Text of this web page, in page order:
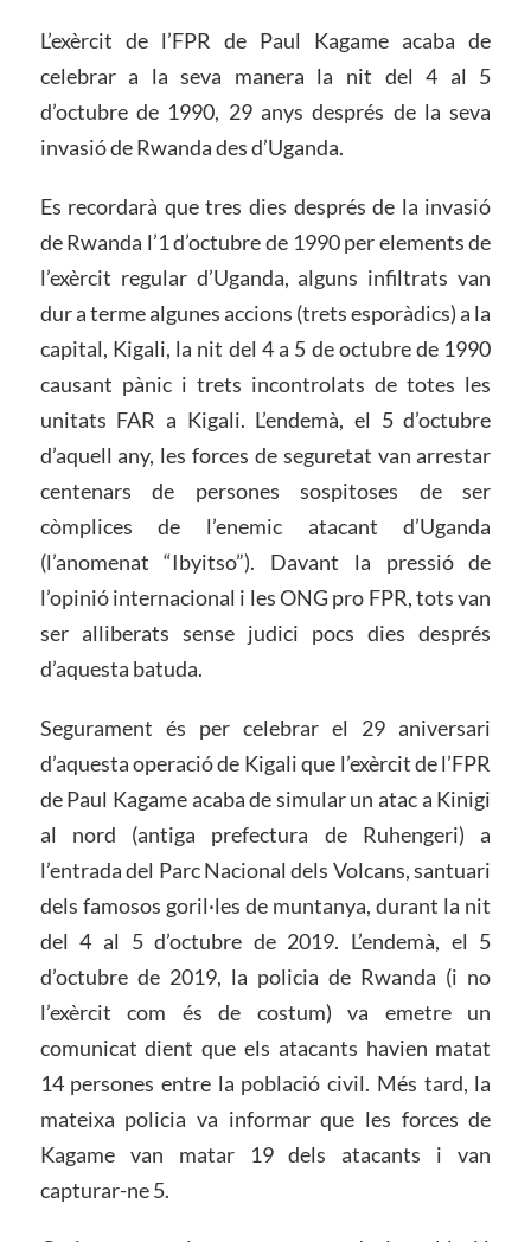
L’exèrcit de l’FPR de Paul Kagame acaba de
celebrar a la seva manera la nit del 4 al 5
d’octubre de 1990, 29 anys després de la seva
invasió de Rwanda des d’Uganda.
Es recordarà que tres dies després de la invasió
de Rwanda l’1 d’octubre de 1990 per elements de
l’exèrcit regular d’Uganda, alguns infiltrats van
dur a terme algunes accions (trets esporàdics) a la
capital, Kigali, la nit del 4 a 5 de octubre de 1990
causant pànic i trets incontrolats de totes les
unitats FAR a Kigali. L’endemà, el 5 d’octubre
d’aquell any, les forces de seguretat van arrestar
centenars de persones sospitoses de ser
còmplices de l’enemic atacant d’Uganda
(l’anomenat “Ibyitso”). Davant la pressió de
l’opinió internacional i les ONG pro FPR, tots van
ser alliberats sense judici pocs dies després
d’aquesta batuda.
Segurament és per celebrar el 29 aniversari
d’aquesta operació de Kigali que l’exèrcit de l’FPR
de Paul Kagame acaba de simular un atac a Kinigi
al nord (antiga prefectura de Ruhengeri) a
l’entrada del Parc Nacional dels Volcans, santuari
dels famosos goril·les de muntanya, durant la nit
del 4 al 5 d’octubre de 2019. L’endemà, el 5
d’octubre de 2019, la policia de Rwanda (i no
l’exèrcit com és de costum) va emetre un
comunicat dient que els atacants havien matat
14 persones entre la població civil. Més tard, la
mateixa policia va informar que les forces de
Kagame van matar 19 dels atacants i van
capturar-ne 5.